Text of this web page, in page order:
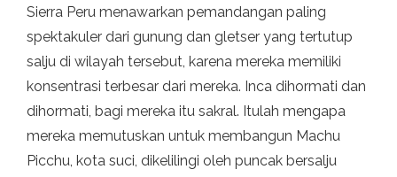
Sierra Peru menawarkan pemandangan paling
spektakuler dari gunung dan gletser yang tertutup
salju di wilayah tersebut, karena mereka memiliki
konsentrasi terbesar dari mereka. Inca dihormati dan
dihormati, bagi mereka itu sakral. Itulah mengapa
mereka memutuskan untuk membangun Machu
Picchu, kota suci, dikelilingi oleh puncak bersalju